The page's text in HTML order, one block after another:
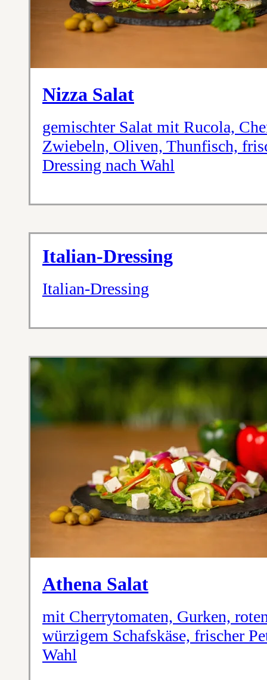
Nizza Salat
gemischter Salat mit Rucola,
Zwiebeln, Oliven, Thunfisch,
Dressing nach Wahl
Italian-Dressing
Italian-Dressing
Athena Salat
mit Cherrytomaten, Gurken,
würzigem Schafskäse, frischer
Wahl